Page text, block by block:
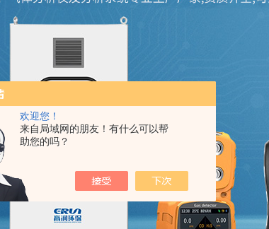
欢迎您！
来自局域网的朋友！有什么可以帮
助您的吗？